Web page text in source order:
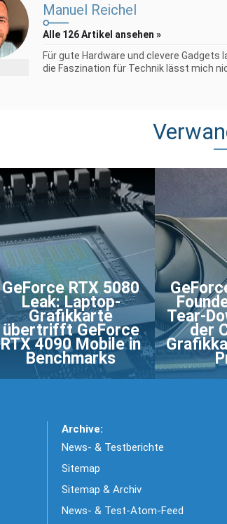
Manuel Reichel
Alle 126 Artikel ansehen »
Für gute Hardware und clevere
die Faszination für Technik lässt mich
GeForce RTX 5080
Leak: Laptop-
Grafikkarte
übertrifft GeForce
RTX 4090 Mobile in
Benchmarks
Tear-
der
Archive:
News- & Testberichte
Sitemap
Sitemap & Archiv
News- & Test-Atom-Feed